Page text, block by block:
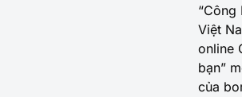
Việt
online
bạn”
của